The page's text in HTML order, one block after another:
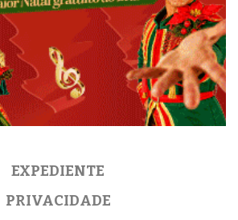
EXPEDIENTE
PRIVACIDADE